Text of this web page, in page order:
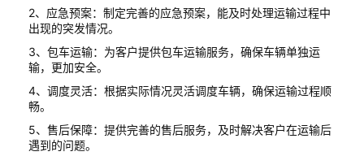
2、应急预案：制定完善的应急预案，能及时处理运输过程中
出现的突发情况。
3、包车运输：为客户提供包车运输服务，确保车辆单独运
输，更加安全。
4、调度灵活：根据实际情况灵活调度车辆，确保运输过程顺
畅。
5、售后保障：提供完善的售后服务，及时解决客户在运输后
遇到的问题。